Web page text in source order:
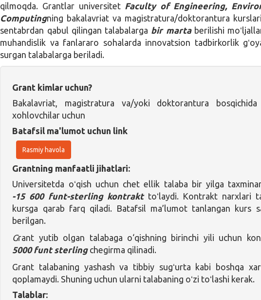
qilmoqda. Grantlar universitet Faculty of Engineering,
Computingning bakalavriat va magistratura/doktorantura
sentabrdan qabul qilingan talabalarga bir marta berilishi
muhandislik va fanlararo sohalarda innovatsion tadbirkorlik
surgan talabalarga beriladi.
Grant kimlar uchun?
Bakalavriat, magistratura va/yoki doktorantura bosqichida
xohlovchilar uchun
Batafsil ma'lumot uchun link
Rasmiy havola
Grantning manfaatli jihatlari:
Universitetda oʻqish uchun chet ellik talaba bir yilga
-15 600 funt-sterling kontrakttoʻlaydi. Kontrakt narxlari
kursga qarab farq qiladi. Batafsil ma’lumot tanlangan kurs
berilgan.
Grant yutib olgan talabaga o‘qishning birinchi yili uchun
5000 funt sterlingchegirma qilinadi.
Grant talabaning yashash va tibbiy sugʻurta kabi boshqa
qoplamaydi. Shuning uchun ularni talabaning oʻzi toʻlashi kerak.
Talablar: